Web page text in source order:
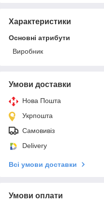
Характеристики
Основні атрибути
Виробник
Умови доставки
Нова Пошта
Укрпошта
Самовивіз
Delivery
Всі умови доставки
Умови оплати